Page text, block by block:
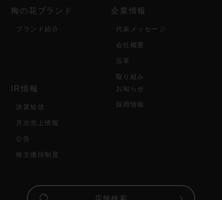
梅の花ブランド
ブランド紹介
企業情報
代表メッセージ
会社概要
沿革
取り組み
IR情報
決算短信
月次売上情報
公告
株主優待制度
お知らせ
採用情報